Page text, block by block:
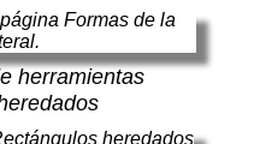
herramientas